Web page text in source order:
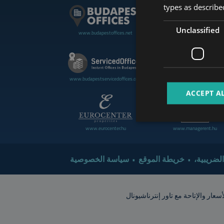
www.budapestoffices.net
www.budapestservicedoffices.com
www.managerent.hu
www.eurocenter.hu
خريطة الموقع سياسة الخصوصية
types as
Unclassified
ACCEPT